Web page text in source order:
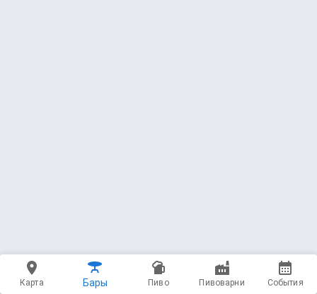
Карта Бары Пиво Пивоварни События